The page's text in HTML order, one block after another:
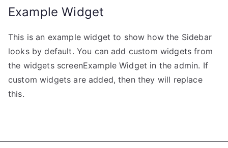
Example Widget
This is an example widget to show how the Sidebar
looks by default. You can add custom widgets from
the widgets screenExample Widget in the admin. If
custom widgets are added, then they will replace
this.